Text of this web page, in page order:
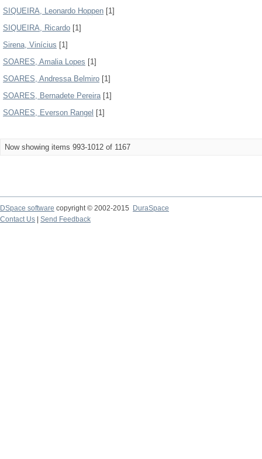
SIQUEIRA, Leonardo Hoppen [1]
SIQUEIRA, Ricardo [1]
Sirena, Vinícius [1]
SOARES, Amalia Lopes [1]
SOARES, Andressa Belmiro [1]
SOARES, Bernadete Pereira[1]
SOARES, Everson Rangel [1]
Now showing items 993-1012 of 1167
DSpace software copyright © 2002-2015
DuraSpace
Contact Us
Send Feedback